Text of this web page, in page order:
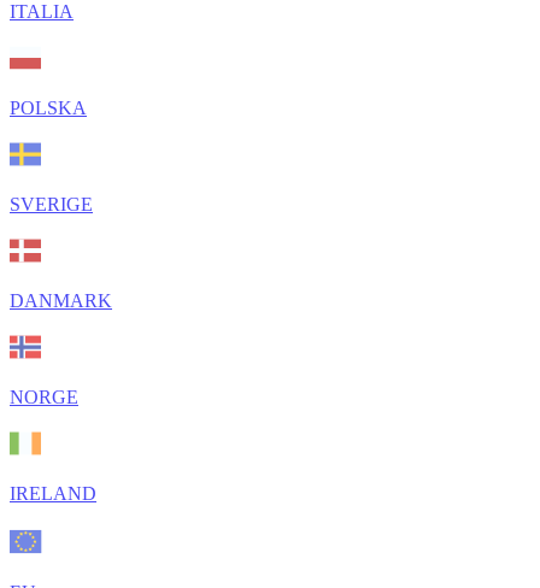
ITALIA
POLSKA
SVERIGE
DANMARK
NORGE
IRELAND